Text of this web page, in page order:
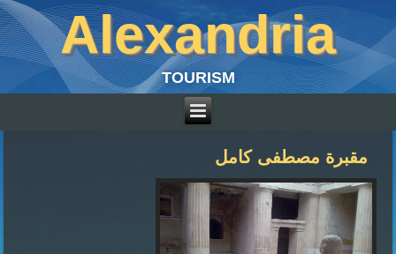
Alexandria
TOURISM
مقبرة مصطفى كامل